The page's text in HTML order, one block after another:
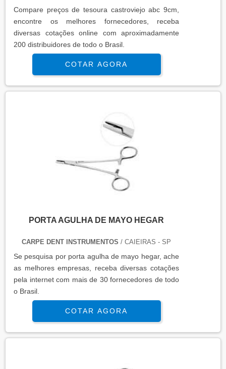
Compare preços de tesoura castroviejo abc 9cm,
encontre os melhores fornecedores, receba
diversas cotações online com aproximadamente
200 distribuidores de todo o Brasil.
COTAR AGORA
PORTA AGULHA DE MAYO HEGAR
CARPE DENT INSTRUMENTOS / CAIEIRAS - SP
Se pesquisa por porta agulha de mayo hegar, ache
as melhores empresas, receba diversas cotações
pela internet com mais de 30 fornecedores de todo
o Brasil.
COTAR AGORA